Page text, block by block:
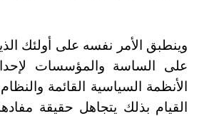
وينطبق الأمر نفسه على أولئك
على الساسة والمؤسسات
الأنظمة السياسية القائمة
القيام بذلك يتجاهل حقيقة